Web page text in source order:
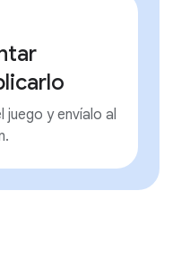
juego y envíalo al